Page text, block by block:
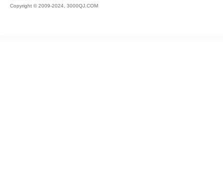
Copyright © 2009-2024, 3000QJ.COM